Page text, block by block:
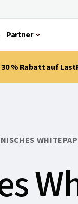
Partner
% Rabatt auf